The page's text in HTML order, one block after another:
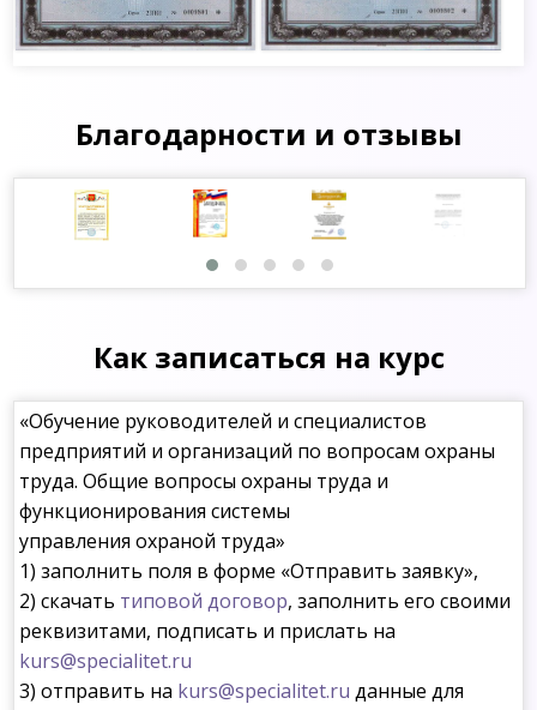
Благодарности и отзывы
Как записаться на курс
«Обучение руководителей и специалистов
предприятий и организаций по вопросам охраны
труда. Общие вопросы охраны труда и
функционирования системы
управления охраной труда»
1) заполнить поля в форме «Отправить заявку»,
2) скачать типовой договор, заполнить его своими
реквизитами, подписать и прислать на
kurs@specialitet.ru
3) отправить на kurs@specialitet.ru данные для